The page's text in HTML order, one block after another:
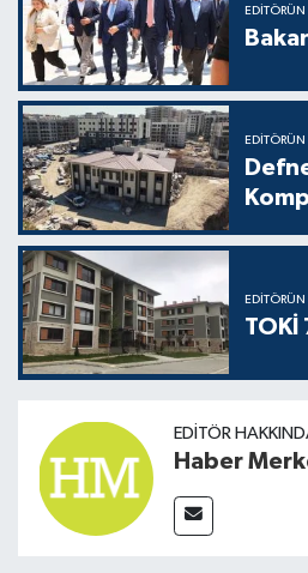
EDITÖRÜN
EDITÖRÜN
EDITÖRÜN
TOKİ
EDITÖR
Haber